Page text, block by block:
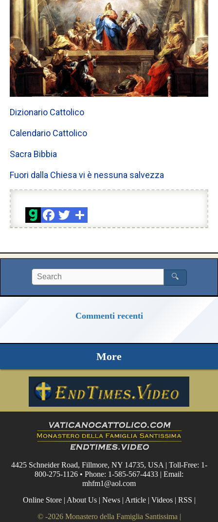
Dizionario Cattolico
Calendario Cattolico
Sacra Bibbia
Fuori dalla Chiesa vi è nessuna salvezza
🔍
Commenti recenti
More
4425 Schneider Road, Fillmore, NY 14735, USA | Toll-Free: 1-
800-275-1126 • Phone: 1-585-567-4433 | Email:
mhfm1@aol.com
Online Store| About Us| News| Article| Videos| RSS |
© -2026 Monastero della Famiglia Santissima |